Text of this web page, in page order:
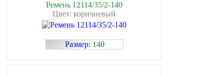
Ремень 12114/35/2-140
Цвет: коричневый
Размер: 140